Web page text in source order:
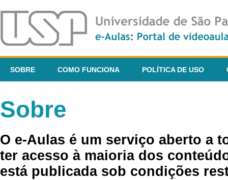
SOBRE COMO FUNCIONA POLÍTICA DE USO
Sobre
O e-Aulas é um serviço aberto a
ter acesso à maioria dos
está publicada sob condições